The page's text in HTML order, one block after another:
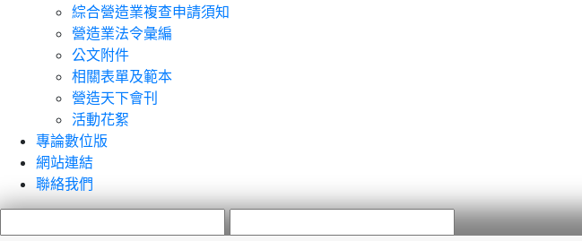
綜合營造業複查申請須知
營造業法令彙編
公文附件
相關表單及範本
營造天下會刊
活動花絮
專論數位版
網站連結
聯絡我們